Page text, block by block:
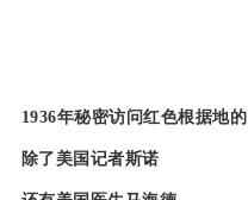
1936年秘密访问红色根据地的
除了美国记者斯诺